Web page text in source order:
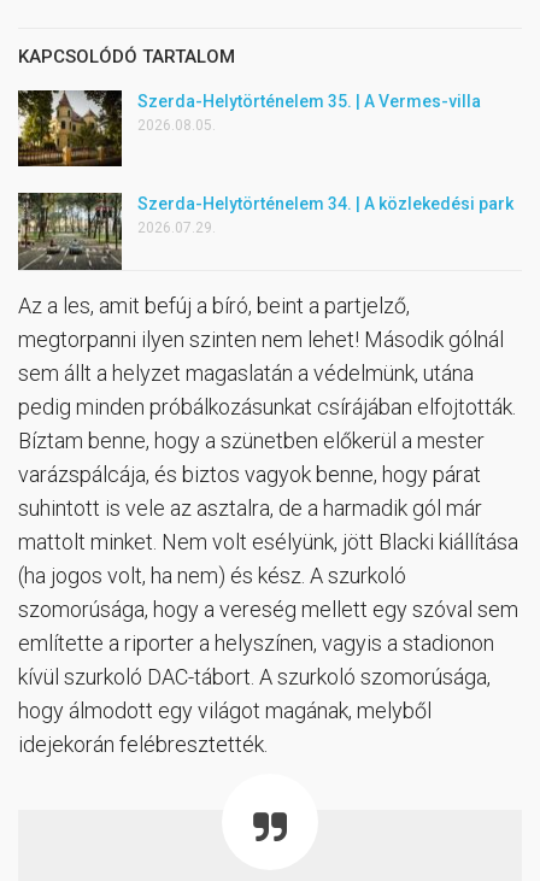
KAPCSOLÓDÓ TARTALOM
Szerda-Helytörténelem 35. | A Vermes-villa
2026.08.05.
Szerda-Helytörténelem 34. | A közlekedési park
2026.07.29.
Az a les, amit befúj a bíró, beint a partjelző,
megtorpanni ilyen szinten nem lehet! Második gólnál
sem állt a helyzet magaslatán a védelmünk, utána
pedig minden próbálkozásunkat csírájában elfojtották.
Bíztam benne, hogy a szünetben előkerül a mester
varázspálcája, és biztos vagyok benne, hogy párat
suhintott is vele az asztalra, de a harmadik gól már
mattolt minket. Nem volt esélyünk, jött Blacki kiállítása
(ha jogos volt, ha nem) és kész. A szurkoló
szomorúsága, hogy a vereség mellett egy szóval sem
említette a riporter a helyszínen, vagyis a stadionon
kívül szurkoló DAC-tábort. A szurkoló szomorúsága,
hogy álmodott egy világot magának, melyből
idejekorán felébresztették.